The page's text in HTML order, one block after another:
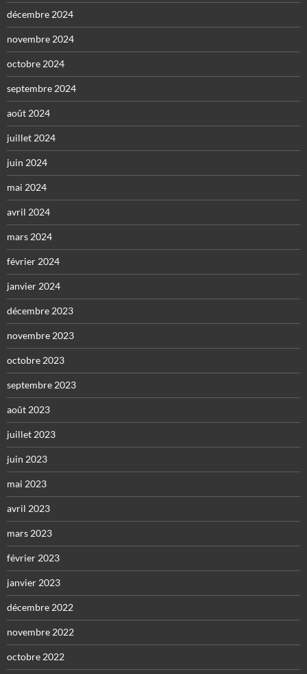
décembre 2024
novembre 2024
octobre 2024
septembre 2024
août 2024
juillet 2024
juin 2024
mai 2024
avril 2024
mars 2024
février 2024
janvier 2024
décembre 2023
novembre 2023
octobre 2023
septembre 2023
août 2023
juillet 2023
juin 2023
mai 2023
avril 2023
mars 2023
février 2023
janvier 2023
décembre 2022
novembre 2022
octobre 2022